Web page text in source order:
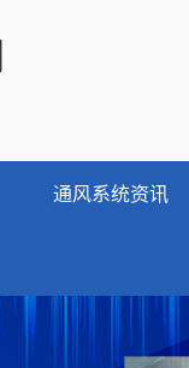
通风系统资讯